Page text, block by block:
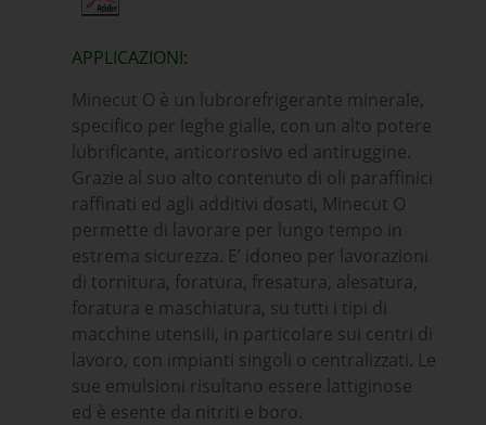
APPLICAZIONI:
Minecut O è un lubrorefrigerante minerale,
specifico per leghe gialle, con un alto potere
lubrificante, anticorrosivo ed antiruggine.
Grazie al suo alto contenuto di oli paraffinici
raffinati ed agli additivi dosati, Minecut O
permette di lavorare per lungo tempo in
estrema sicurezza. E’ idoneo per lavorazioni
di tornitura, foratura, fresatura, alesatura,
foratura e maschiatura, su tutti i tipi di
macchine utensili, in particolare sui centri di
lavoro, con impianti singoli o centralizzati. Le
sue emulsioni risultano essere lattiginose
ed è esente da nitriti e boro.